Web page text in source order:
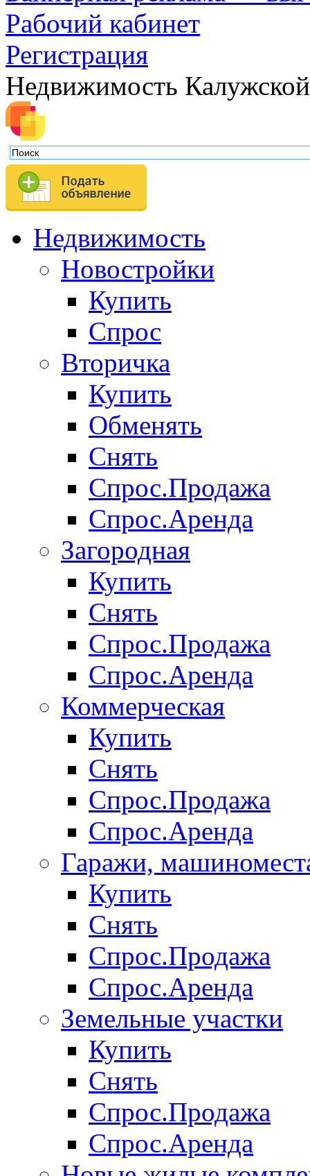
Рабочий кабинет
Регистрация
Недвижимость
Недвижимость
Новостройки
Купить
Спрос
Вторичка
Купить
Обменять
Снять
Спрос.Продажа
Спрос.Аренда
Загородная
Купить
Снять
Спрос.Продажа
Спрос.Аренда
Коммерческая
Купить
Снять
Спрос.Продажа
Спрос.Аренда
Гаражи,
Купить
Снять
Спрос.Продажа
Спрос.Аренда
Земельные участки
Купить
Снять
Спрос.Продажа
Спрос.Аренда